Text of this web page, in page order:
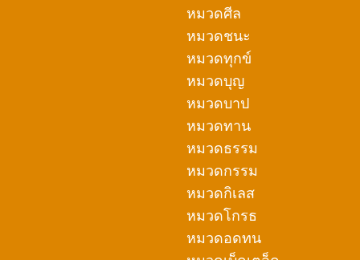
หมวดศีล
หมวดชนะ
หมวดทุกข์
หมวดบุญ
หมวดบาป
หมวดทาน
หมวดธรรม
หมวดกรรม
หมวดกิเลส
หมวดโกรธ
หมวดอดทน